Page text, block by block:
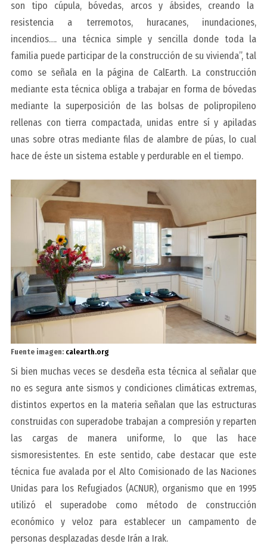
son tipo cúpula, bóvedas, arcos y ábsides, creando la
resistencia a terremotos, huracanes, inundaciones,
incendios…. una técnica simple y sencilla donde toda la
familia puede participar de la construcción de su vivienda”, tal
como se señala en la página de CalEarth. La construcción
mediante esta técnica obliga a trabajar en forma de bóvedas
mediante la superposición de las bolsas de polipropileno
rellenas con tierra compactada, unidas entre sí y apiladas
unas sobre otras mediante filas de alambre de púas, lo cual
hace de éste un sistema estable y perdurable en el tiempo.
Fuente imagen: calearth.org
Si bien muchas veces se desdeña esta técnica al señalar que
no es segura ante sismos y condiciones climáticas extremas,
distintos expertos en la materia señalan que las estructuras
construidas con superadobe trabajan a compresión y reparten
las cargas de manera uniforme, lo que las hace
sismoresistentes. En este sentido, cabe destacar que este
técnica fue avalada por el Alto Comisionado de las Naciones
Unidas para los Refugiados (ACNUR), organismo que en 1995
utilizó el superadobe como método de construcción
económico y veloz para establecer un campamento de
personas desplazadas desde Irán a Irak.